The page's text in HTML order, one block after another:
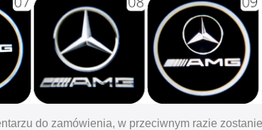
do zamówienia, w przeciwnym razie